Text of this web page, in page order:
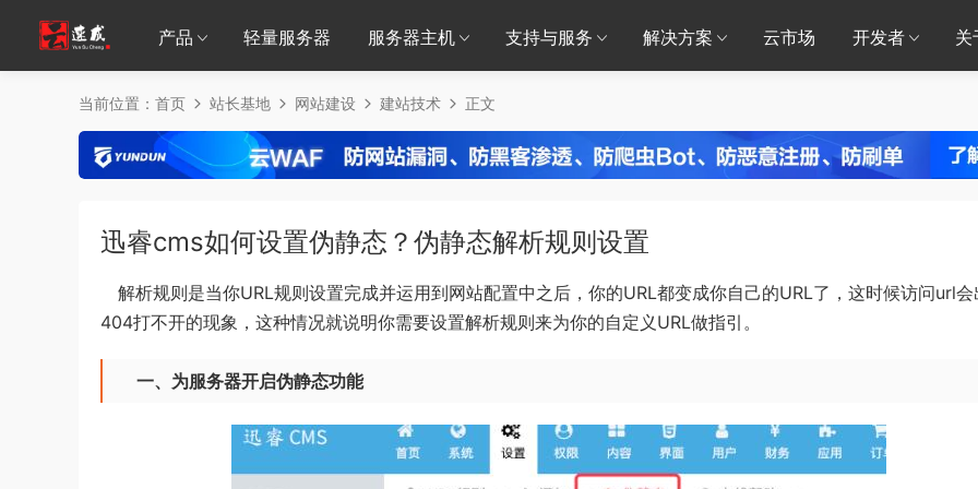
产品 轻量服务器 服务器主机 支持与服务 解决方案 云市场 开发者 关
当前位置： 首页 站长基地 网站建设 建站技术 正文
迅睿cms如何设置伪静态？伪静态解析规则设置
解析规则是当你URL规则设置完成并运用到网站配置中之后，你的URL都变成你自己的URL了，这时候访问url会
404打不开的现象，这种情况就说明你需要设置解析规则来为你的自定义URL做指引。
一、为服务器开启伪静态功能